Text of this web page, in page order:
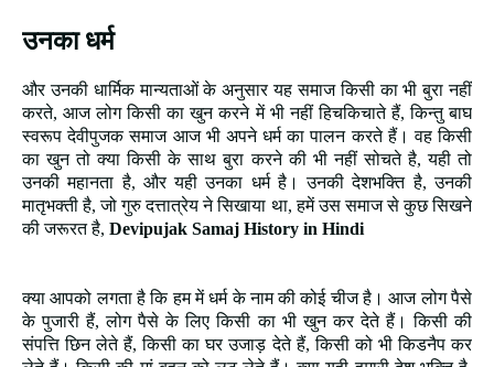
उनका धर्म
और उनकी धार्मिक मान्यताओं के अनुसार यह समाज किसी का भी बुरा नहीं
करते, आज लोग किसी का खुन करने में भी नहीं हिचकिचाते हैं, किन्तु बाघ
स्वरूप देवीपुजक समाज आज भी अपने धर्म का पालन करते हैं। वह किसी
का खुन तो क्या किसी के साथ बुरा करने की भी नहीं सोचते है, यही तो
उनकी महानता है, और यही उनका धर्म है। उनकी देशभक्ति है, उनकी
मातृभक्ती है, जो गुरु दत्तात्रेय ने सिखाया था, हमें उस समाज से कुछ सिखने
की जरूरत है, Devipujak Samaj History in Hindi
क्या आपको लगता है कि हम में धर्म के नाम की कोई चीज है। आज लोग पैसे
के पुजारी हैं, लोग पैसे के लिए किसी का भी खुन कर देते हैं। किसी की
संपत्ति छिन लेते हैं, किसी का घर उजाड़ देते हैं, किसी को भी किडनैप कर